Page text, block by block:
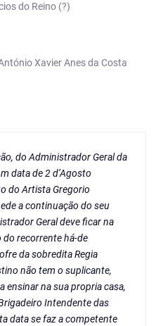
do Reino (?)
Xavier Anes da Costa
do Administrador Geral da
data de 2 d’Agosto
do Artista Gregorio
a continuação do seu
Geral deve ficar na
do recorrente há-de
da sobredita Regia
não tem o suplicante,
ensinar na sua propria casa,
Intendente das
data se faz a competente